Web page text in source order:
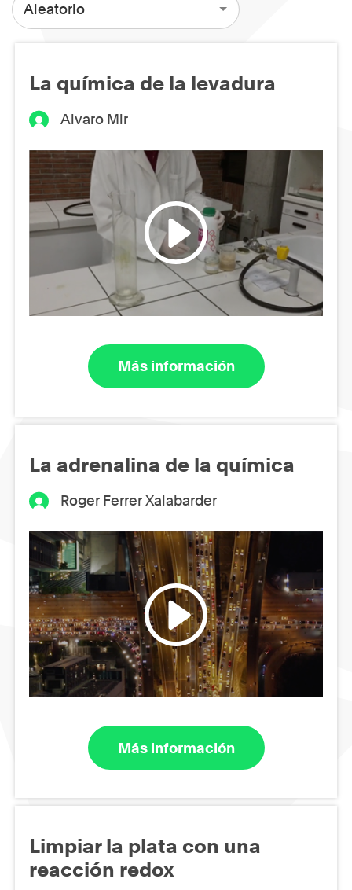
Aleatorio
La química de la levadura
Alvaro Mir
Más información
La adrenalina de la química
Roger Ferrer Xalabarder
Más información
Limpiar la plata con una
reacción redox